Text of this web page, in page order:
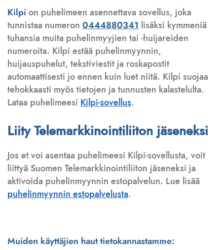
Kilpi on puhelimeen asennettava sovellus, joka
tunnistaa numeron 0444880341 lisäksi kymmeniä
tuhansia muita puhelinmyyjien tai -huijareiden
numeroita. Kilpi estää puhelinmyynnin,
huijauspuhelut, tekstiviestit ja roskapostit
automaattisesti jo ennen kuin luet niitä. Kilpi suojaa
tehokkaasti myös tietojen ja tunnusten kalastelulta.
Lataa puhelimeesi Kilpi-sovellus.
Liity Telemarkkinointiliiton jäseneksi
Jos et voi asentaa puhelimeesi Kilpi-sovellusta, voit
liittyä Suomen Telemarkkinointiliiton jäseneksi ja
aktivoida puhelinmyynnin estopalvelun. Lue lisää
puhelinmyynnin estopalvelusta.
Muiden käyttäjien haut tietokannastamme: